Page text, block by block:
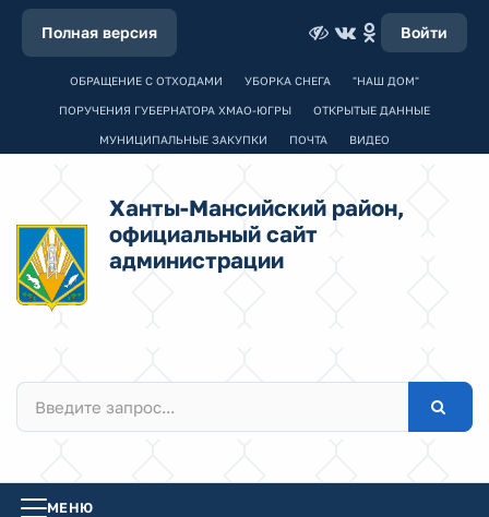
Полная версия Войти
ОБРАЩЕНИЕ С ОТХОДАМИ УБОРКА СНЕГА "НАШ ДОМ"
ПОРУЧЕНИЯ ГУБЕРНАТОРА ХМАО-ЮГРЫ ОТКРЫТЫЕ ДАННЫЕ
МУНИЦИПАЛЬНЫЕ ЗАКУПКИ ПОЧТА ВИДЕО
Ханты-Мансийский район,
официальный сайт
администрации
МЕНЮ